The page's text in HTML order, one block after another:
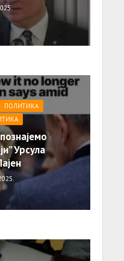
ПОЛИТИКА
Урсула